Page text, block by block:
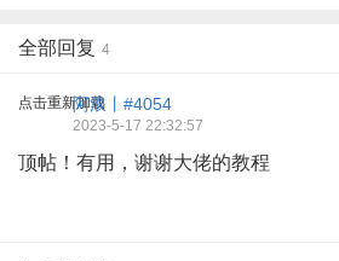
全部回复 4
点击重新加载阿浪丨#4054
2023-5-17 22:32:57
顶帖！有用，谢谢大佬的教程